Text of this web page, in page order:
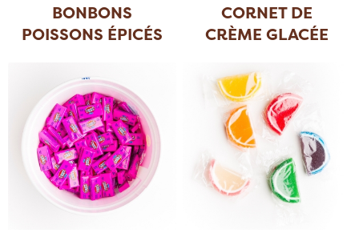
BONBONS
POISSONS ÉPICÉS
CORNET DE
CRÈME GLACÉE